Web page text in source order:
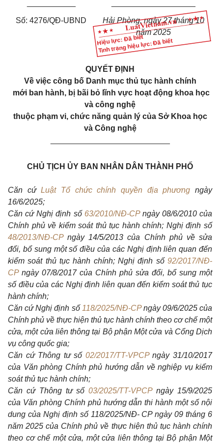
Hiệu lực: Đã biết
Tình trạng hiệu lực: Đã biết
Số: 4276/QĐ-UBND
Hải Phòng, ngày 27 tháng 10
năm 2025
QUYẾT ĐỊNH
Về việc công bố Danh mục thủ tục hành chính
mới ban hành, bị bãi bỏ lĩnh vực hoạt động khoa học
và công nghệ
thuộc phạm vi, chức năng quản lý của Sở Khoa học
và Công nghệ
CHỦ TỊCH ỦY BAN NHÂN DÂN THÀNH PHỐ
Căn cứLuật Tổ chức chính quyền địa phương ngày
16/6/2025;
Căn cứ Nghị định số 63/2010/NĐ-CPngày 08/6/2010 của
Chính phủ về kiểm soát thủ tục hành chính; Nghị định số
48/2013/NĐ-CPngày 14/5/2013 của Chính phủ về sửa
đổi, bổ sung một số điều của các Nghị định liên quan đến
kiểm soát thủ tục hành chính; Nghị định số 92/2017/NĐ-
CPngày 07/8/2017 của Chính phủ sửa đổi, bổ sung một
số điều của các Nghị định liên quan đến kiểm soát thủ tục
hành chính;
Căn cứ Nghị định số 118/2025/NĐ-CPngày 09/6/2025 của
Chính phủ về thực hiện thủ tục hành chính theo cơ chế một
cửa, một cửa liên thông tại Bộ phận Một cửa và Cổng Dịch
vụ công quốc gia;
Căn cứ Thông tư số 02/2017/TT-VPCPngày 31/10/2017
của Văn phòng Chính phủ hướng dẫn về nghiệp vụ kiểm
soát thủ tục hành chính;
Căn cứ Thông tư số03/2025/TT-VPCPngày 15/9/2025
của Văn phòng Chính phủ hướng dẫn thi hành một số nội
dung của Nghị định số 118/2025/NĐ- CP ngày 09 tháng 6
năm 2025 của Chính phủ về thực hiện thủ tục hành chính
theo cơ chế một cửa, một cửa liên thông tại Bộ phận Một